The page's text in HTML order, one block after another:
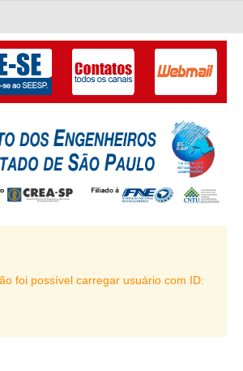
2029
foi possível carregar usuário com ID: